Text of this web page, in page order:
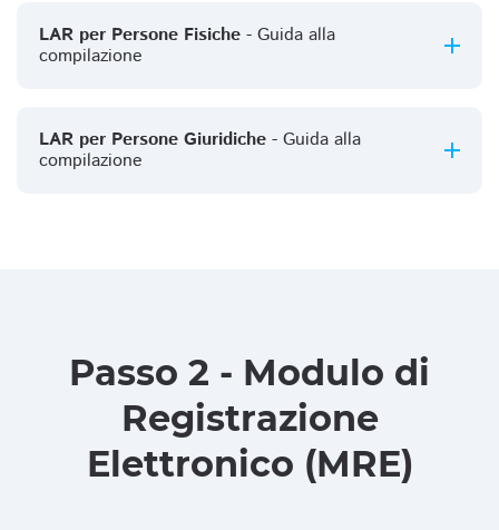
LAR per Persone Fisiche - Guida alla
compilazione
LAR per Persone Giuridiche - Guida alla
compilazione
Passo 2 - Modulo di
Registrazione
Elettronico (MRE)